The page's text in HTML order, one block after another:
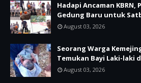
Hadapi Ancaman KBRN,
Gedung Baru untuk
August 03, 2026
Seorang Warga
Temukan Bayi Laki-laki
August 03, 2026